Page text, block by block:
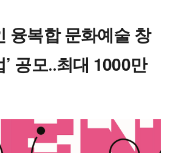
융복합 문화예술 창
공모‥최대 1000만
스케치북5